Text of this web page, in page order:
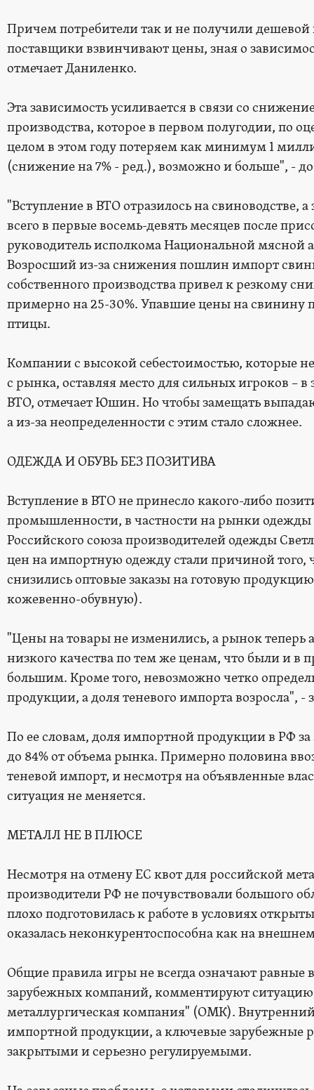
Причем потребители так и не получили
поставщики взвинчивают цены, зная о
отмечает Даниленко.
Эта зависимость усиливается в связи со
производства, которое в первом полугодии, по
целом в этом году потеряем как минимум 1
(снижение на 7% - ред.), возможно и больше", -
"Вступление в ВТО отразилось на свиноводстве,
всего в первые восемь-девять месяцев после
руководитель исполкома Национальной
Возросший из-за снижения пошлин импорт
собственного производства привел к резкому
примерно на 25-30%. Упавшие цены на свинину
птицы.
Компании с высокой себестоимостью, которые
с рынка, оставляя место для сильных игроков –
ВТО, отмечает Юшин. Но чтобы замещать
а из-за неопределенности с этим стало сложнее.
ОДЕЖДА И ОБУВЬ БЕЗ ПОЗИТИВА
Вступление в ВТО не принесло какого-либо
промышленности, в частности на рынки одежды
Российского союза производителей одежды
цен на импортную одежду стали причиной того,
снизились оптовые заказы на готовую
кожевенно-обувную).
"Цены на товары не изменились, а рынок теперь
низкого качества по тем же ценам, что были и в
большим. Кроме того, невозможно четко
продукции, а доля теневого импорта возросла", -
По ее словам, доля импортной продукции в РФ за
до 84% от объема рынка. Примерно половина
теневой импорт, и несмотря на объявленные
ситуация не меняется.
МЕТАЛЛ НЕ В ПЛЮСЕ
Несмотря на отмену ЕС квот для российской
производители РФ не почувствовали большого
плохо подготовилась к работе в условиях
оказалась неконкурентоспособна как на
Общие правила игры не всегда означают
зарубежных компаний, комментируют
металлургическая компания" (ОМК).
импортной продукции, а ключевые зарубежные
закрытыми и серьезно регулируемыми.